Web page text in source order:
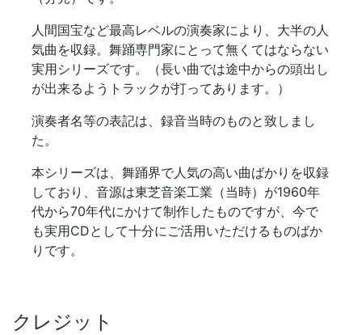
人間国宝など最高レベルの演奏家により、大半の人
気曲を収録。舞踊専門家にとって無くてはならない
実用シリーズです。（長い曲では途中からの頭出し
が出来るようトラックが打ってあります。）
演奏者名等の表記は、録音当時のものと致しまし
た。
本シリーズは、舞踊界で人気の高い曲ばかりを収録
しており、音源は東芝音楽工業（当時）が1960年
代から70年代にかけて制作したものですが、今で
も実用CDとして十分にご活用いただけるものばか
りです。
クレジット